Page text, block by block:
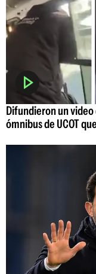
Difundieron un
ómnibus de UCOT